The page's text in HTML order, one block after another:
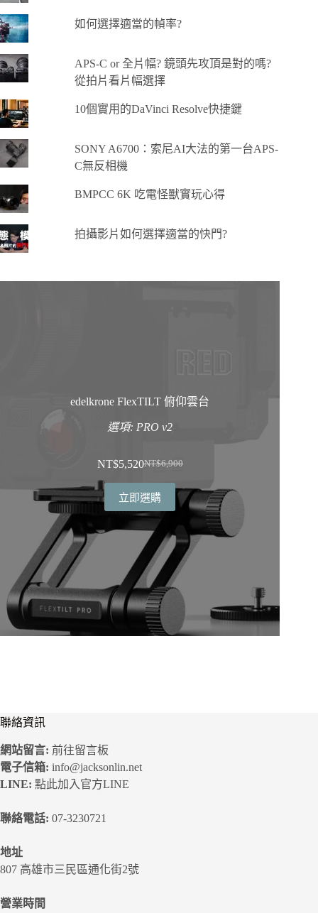
如何選擇適當的幀率?
APS-C or 全片幅? 鏡頭先攻頂是對的嗎?
從拍片看片幅選擇
10個實用的DaVinci Resolve快捷鍵
SONY A6700：索尼AI大法的第一台APS-
C無反相機
BMPCC 6K 吃電怪獸實玩心得
拍攝影片如何選擇適當的快門?
edelkrone FlexTILT 俯仰雲台
選項: PRO v2
NT$6,900
原
始
價
格：
NT$6,900。
NT$5,520目
前
價
格：
NT$5,520。
立即選購
聯絡資訊
網站留言: 前往留言板
電子信箱: info@jacksonlin.net
LINE: 點此加入官方LINE
聯絡電話: 07-3230721
地址
807 高雄市三民區通化街2號
營業時間